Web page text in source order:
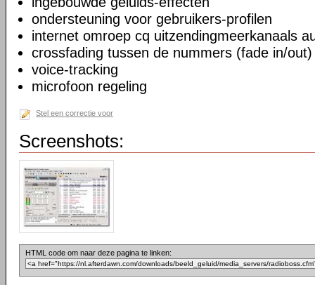
ondersteuning voor gebruikers-profilen
internet omroep cq uitzendingmeerkanaals
crossfading tussen de nummers (fade in/out)
voice-tracking
microfoon regeling
Stel een correctie voor
Screenshots:
HTML code om naar deze pagina te linken: